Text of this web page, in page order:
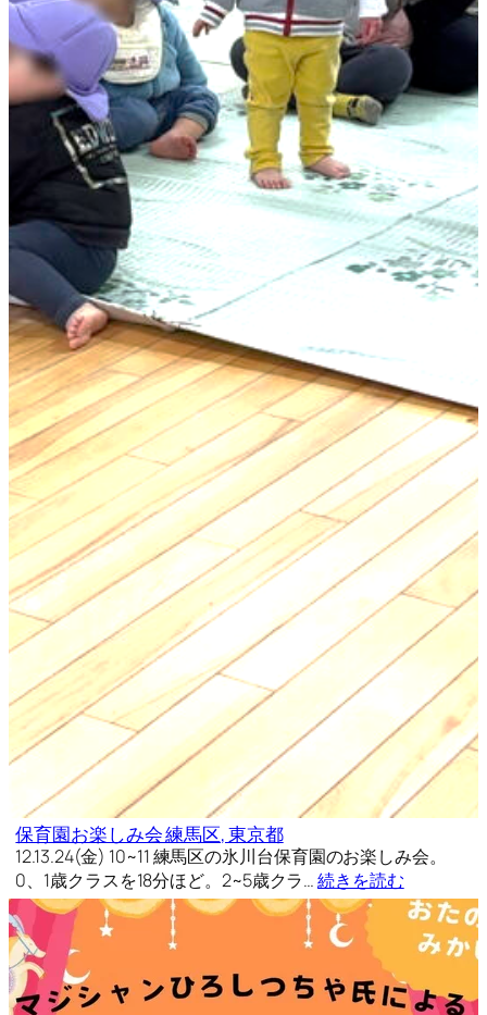
保育園お楽しみ会 練馬区, 東京都
12.13.24(金) 10~11 練馬区の氷川台保育園のお楽しみ会。
0、1歳クラスを18分ほど。2~5歳クラ…続きを読む